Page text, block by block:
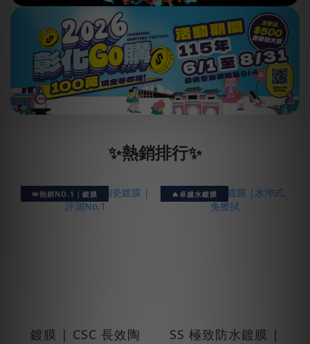
✨熱銷排行✨
👑熱銷NO.1｜鍍膜
鍍膜 | CSC 長效陶
🔥卓越水鍍膜
SS 極致防水鍍膜 |